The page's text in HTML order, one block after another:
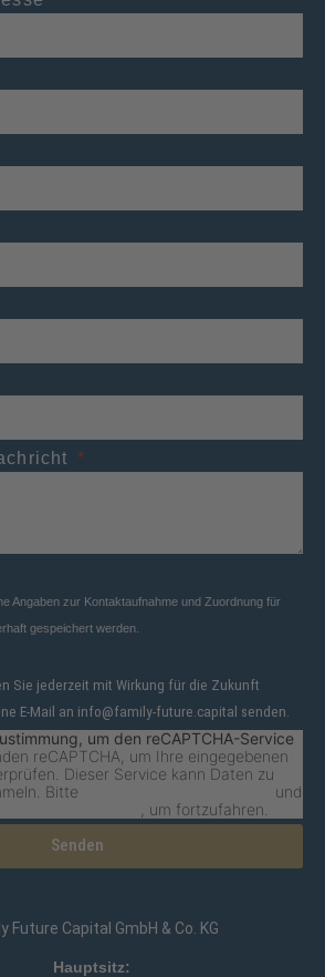
Angaben zur Kontaktaufnahme und Zuordnung für
gespeichert werden.
Sie jederzeit mit Wirkung für die Zukunft
E-Mail an info@family-future.capital senden.
um den reCAPTCHA-Service
reCAPTCHA, um Ihre eingegebenen
Dieser Service kann Daten zu
Bitte
und
, um fortzufahren.
Senden
Future Capital GmbH & Co. KG
Hauptsitz: